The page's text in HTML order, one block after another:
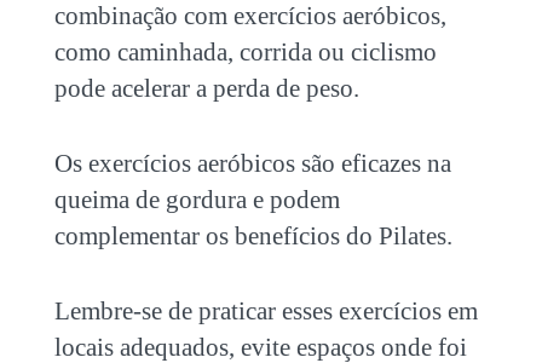
combinação com exercícios aeróbicos,
como caminhada, corrida ou ciclismo
pode acelerar a perda de peso.
Os exercícios aeróbicos são eficazes na
queima de gordura e podem
complementar os benefícios do Pilates.
Lembre-se de praticar esses exercícios em
locais adequados, evite espaços onde foi